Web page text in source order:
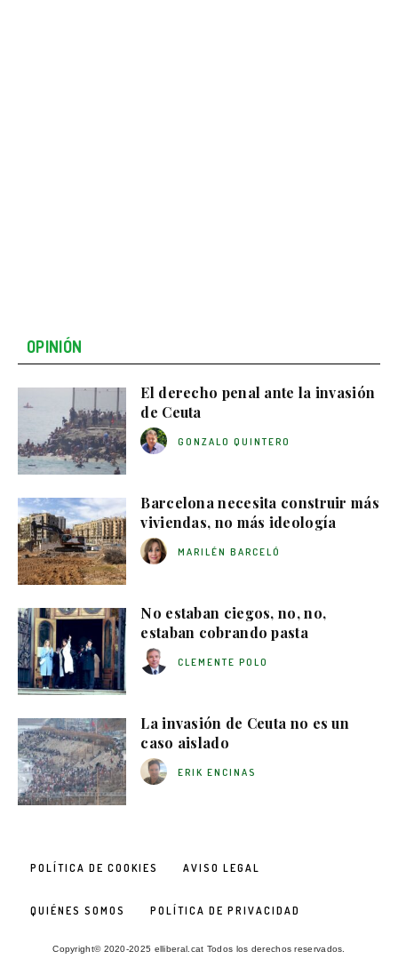
OPINIÓN
El derecho penal ante la invasión
de Ceuta
GONZALO QUINTERO
Barcelona necesita construir más
viviendas, no más ideología
MARILÉN BARCELÓ
No estaban ciegos, no, no,
estaban cobrando pasta
CLEMENTE POLO
La invasión de Ceuta no es un
caso aislado
ERIK ENCINAS
POLÍTICA DE COOKIES AVISO LEGAL
QUIÉNES SOMOS POLÍTICA DE PRIVACIDAD
Copyright© 2020-2025 elliberal.cat Todos los derechos reservados.